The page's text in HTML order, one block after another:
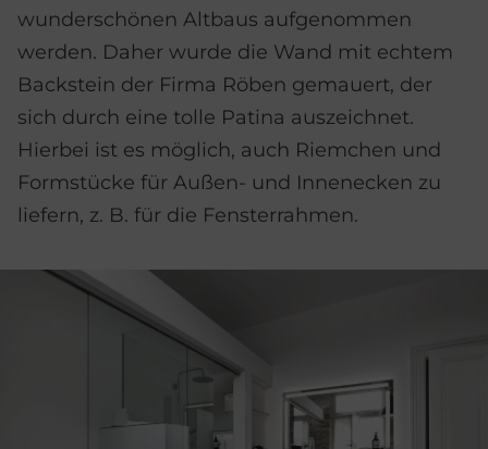
wunderschönen Altbaus aufgenommen
werden. Daher wurde die Wand mit echtem
Backstein der Firma Röben gemauert, der
sich durch eine tolle Patina auszeichnet.
Hierbei ist es möglich, auch Riemchen und
Formstücke für Außen- und Innenecken zu
liefern, z. B. für die Fensterrahmen.